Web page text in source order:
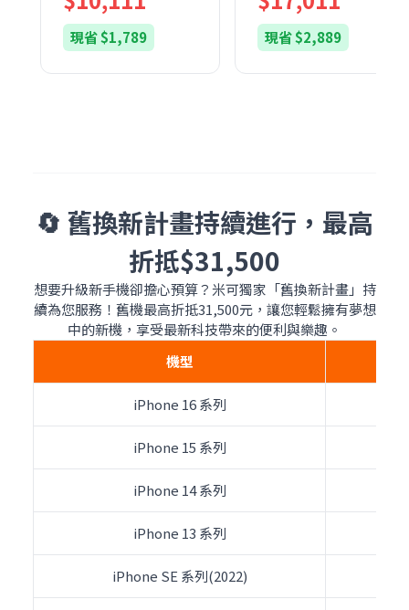
現省 $1,789 現省 $2,889
🔄 舊換新計畫持續進行，最高
折抵$31,500
想要升級新手機卻擔心預算？米可獨家「舊換新計畫」持
續為您服務！舊機最高折抵31,500元，讓您輕鬆擁有夢想
中的新機，享受最新科技帶來的便利與樂趣。
機型
iPhone 16 系列
iPhone 15 系列
iPhone 14 系列
iPhone 13 系列
iPhone SE 系列(2022)